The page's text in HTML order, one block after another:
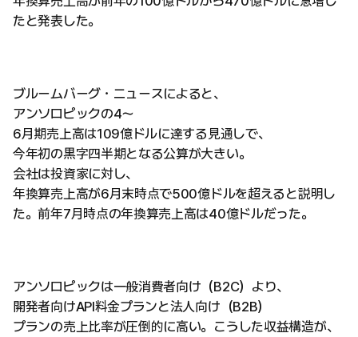
たと発表した。
ブルームバーグ・ニュースによると、
アンソロピックの4〜
6月期売上高は109億ドルに達する見通しで、
今年初の黒字四半期となる公算が大きい。
会社は投資家に対し、
年換算売上高が6月末時点で500億ドルを超えると説明し
た。前年7月時点の年換算売上高は40億ドルだった。
アンソロピックは一般消費者向け（B2C）より、
開発者向けAPI料金プランと法人向け（B2B）
プランの売上比率が圧倒的に高い。こうした収益構造が、